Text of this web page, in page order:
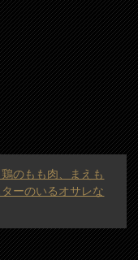
のもも肉、まえも
ーのいるオサレな